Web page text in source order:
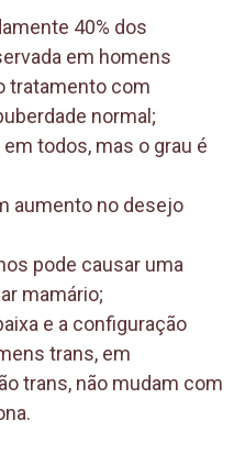
40% dos
em homens
tratamento com
normal;
todos, mas o grau é
aumento no desejo
pode causar uma
mamário;
e a configuração
trans, em
trans, não mudam com